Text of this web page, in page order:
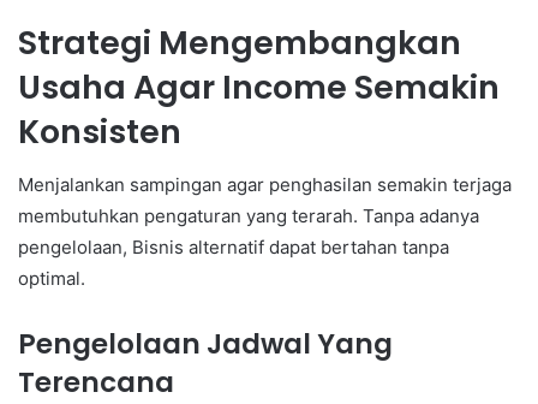
Strategi Mengembangkan
Usaha Agar Income Semakin
Konsisten
Menjalankan sampingan agar penghasilan semakin terjaga
membutuhkan pengaturan yang terarah. Tanpa adanya
pengelolaan, Bisnis alternatif dapat bertahan tanpa
optimal.
Pengelolaan Jadwal Yang
Terencana